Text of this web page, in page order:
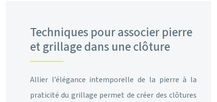
Techniques pour associer pierre
et grillage dans une clôture
Allier l’élégance intemporelle de la pierre à la
praticité du grillage permet de créer des clôtures